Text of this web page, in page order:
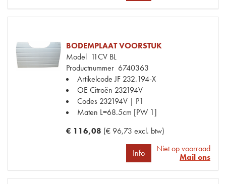
BODEMPLAAT VOORSTUK
Model 11CV BL
Productnummer 6740363
Artikelcode JF 232.194-X
OE Citroën 232194V
Codes 232194V | P1
Maten L=68.5cm [PW 1]
€ 116,08 (€ 96,73 excl. btw)
Info
Niet op voorraad
Mail ons